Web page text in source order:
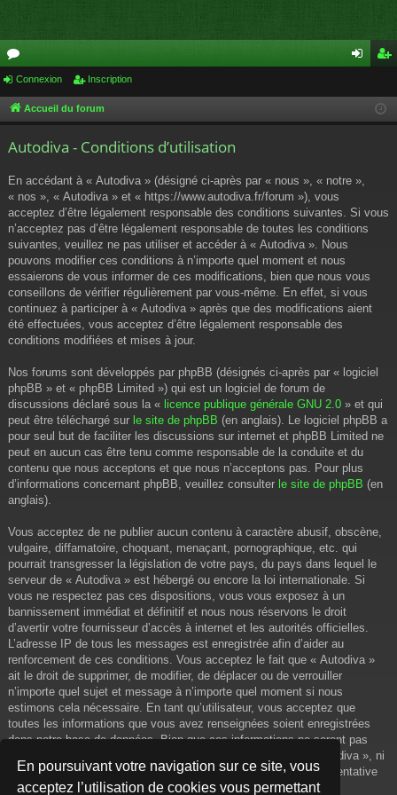
En poursuivant votre navigation sur ce site, vous
acceptez l’utilisation de cookies vous permettant
or
u cri
Connexion Inscription
Accueil du forum
Autodiva - Conditions d’utilisation
En accédant à « Autodiva » (désigné ci-après par « nous », « notre »,
« nos », « Autodiva » et « https://www.autodiva.fr/forum »), vous
acceptez d’être légalement responsable des conditions suivantes. Si vous
n’acceptez pas d’être légalement responsable de toutes les conditions
suivantes, veuillez ne pas utiliser et accéder à « Autodiva ». Nous
pouvons modifier ces conditions à n’importe quel moment et nous
essaierons de vous informer de ces modifications, bien que nous vous
conseillons de vérifier régulièrement par vous-même. En effet, si vous
continuez à participer à « Autodiva » après que des modifications aient
été effectuées, vous acceptez d’être légalement responsable des
conditions modifiées et mises à jour.
Nos forums sont développés par phpBB (désignés ci-après par « logiciel
phpBB » et « phpBB Limited ») qui est un logiciel de forum de
discussions déclaré sous la « licence publique générale GNU 2.0 » et qui
peut être téléchargé sur le site de phpBB (en anglais). Le logiciel phpBB a
pour seul but de faciliter les discussions sur internet et phpBB Limited ne
peut en aucun cas être tenu comme responsable de la conduite et du
contenu que nous acceptons et que nous n’acceptons pas. Pour plus
d’informations concernant phpBB, veuillez consulter le site de phpBB (en
anglais).
Vous acceptez de ne publier aucun contenu à caractère abusif, obscène,
vulgaire, diffamatoire, choquant, menaçant, pornographique, etc. qui
pourrait transgresser la législation de votre pays, du pays dans lequel le
serveur de « Autodiva » est hébergé ou encore la loi internationale. Si
vous ne respectez pas ces dispositions, vous vous exposez à un
bannissement immédiat et définitif et nous nous réservons le droit
d’avertir votre fournisseur d’accès à internet et les autorités officielles.
L’adresse IP de tous les messages est enregistrée afin d’aider au
renforcement de ces conditions. Vous acceptez le fait que « Autodiva »
ait le droit de supprimer, de modifier, de déplacer ou de verrouiller
n’importe quel sujet et message à n’importe quel moment si nous
estimons cela nécessaire. En tant qu’utilisateur, vous acceptez que
toutes les informations que vous avez renseignées soient enregistrées
dans notre base de données. Bien que ces informations ne seront pas
diffusées à une tierce partie sans votre consentement, ni « Autodiva », ni
phpBB, ne pourront être tenus comme responsables en cas de tentative
de piratage informatique visant à compromettre vos données.